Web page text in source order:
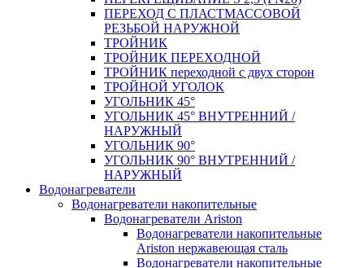
ПЕРЕХОД С ПЛАСТМАССОВОЙ
РЕЗЬБОЙ НАРУЖНОЙ
ТРОЙНИК
ТРОЙНИК ПЕРЕXОДНОЙ
ТРОЙНИК переходной с двух сторон
ТРОЙНОЙ УГОЛОК
УГОЛЬНИК 45°
УГОЛЬНИК 45° ВНУТРЕННИЙ /
НАРУЖНЫЙ
УГОЛЬНИК 90°
УГОЛЬНИК 90° ВНУТРЕННИЙ /
НАРУЖНЫЙ
Водонагреватели
Водонагреватели накопительные
Водонагреватели Ariston
Водонагреватели накопительные
Ariston нержавеющая сталь
Водонагреватели накопительные